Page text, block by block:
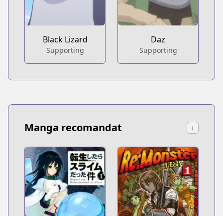
Black Lizard
Supporting
Daz
Supporting
Manga recomandat ↓